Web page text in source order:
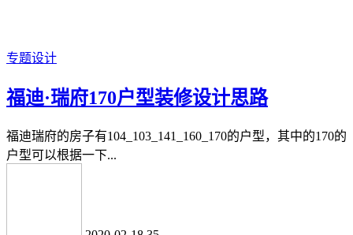
专题设计
福迪·瑞府170户型装修设计思路
福迪瑞府的房子有104_103_141_160_170的户型，其中的170的
户型可以根据一下...